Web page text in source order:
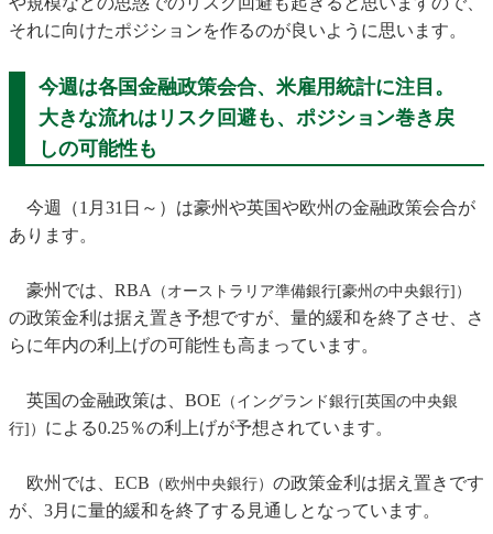
それに向けたポジションを作るのが良いように思います。
今週は各国金融政策会合、米雇用統計に注目。
大きな流れはリスク回避も、ポジション巻き戻
しの可能性も
今週（1月31日～）は豪州や英国や欧州の金融政策会合が
あります。
豪州では、RBA （オーストラリア準備銀行[豪州の中央銀行]）
の政策金利は据え置き予想ですが、量的緩和を終了させ、さ
らに年内の利上げの可能性も高まっています。
英国の金融政策は、BOE （イングランド銀行[英国の中央銀
行]） による0.25％の利上げが予想されています。
欧州では、ECB （欧州中央銀行） の政策金利は据え置きです
が、3月に量的緩和を終了する見通しとなっています。